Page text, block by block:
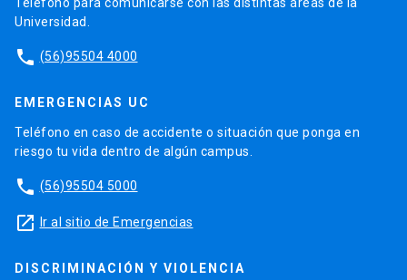
Teléfono para comunicarse con las distintas áreas de la
Universidad.
phone (56)95504 4000
EMERGENCIAS UC
Teléfono en caso de accidente o situación que ponga en
riesgo tu vida dentro de algún campus.
phone (56)95504 5000
launch Ir al sitio de Emergencias
DISCRIMINACIÓN Y VIOLENCIA